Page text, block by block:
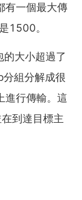
有一個最大傳
1500。
大小超過了
組分解成很
進行傳輸。這
到達目標主